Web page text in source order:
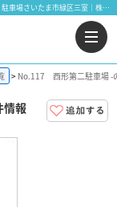
No.117 西形第二駐車場 埼玉県さいたま市緑区三室2488の月極駐車場！駐車場さいたま市緑区三室｜株式会社 別所不動産
No.117 西形第二駐車場 -
情報